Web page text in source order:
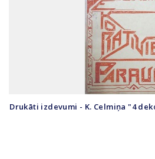
Drukāti izdevumi - K. Celmiņa "4